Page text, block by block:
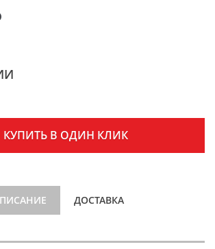
КУПИТЬ В ОДИН КЛИК
ДОСТАВКА